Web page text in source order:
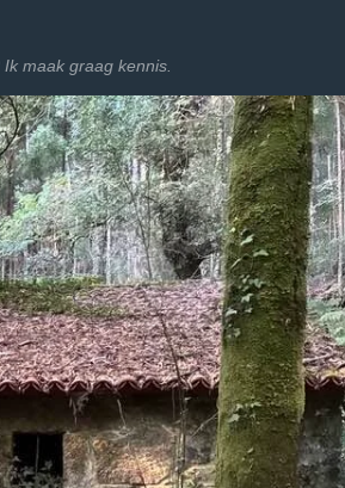
maak graag kennis.